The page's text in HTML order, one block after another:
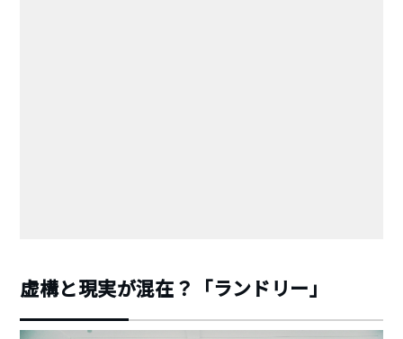
虚構と現実が混在？「ランドリー」